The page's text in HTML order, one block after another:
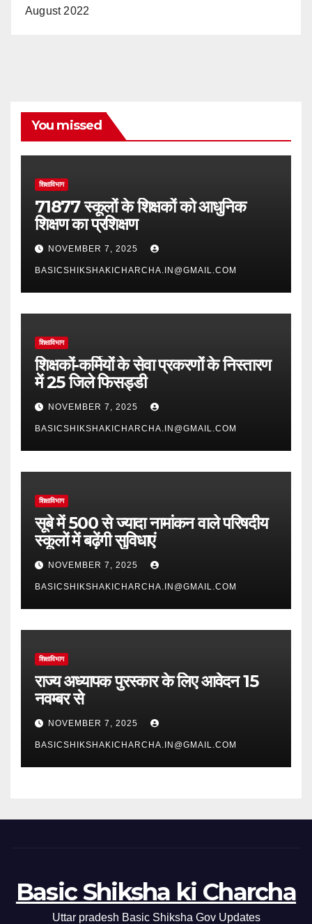
August 2022
You missed
शिक्षाविभाग
71877 स्कूलों के शिक्षकों को आधुनिक
शिक्षण का प्रशिक्षण
NOVEMBER 7, 2025
BASICSHIKSHAKICHARCHA.IN@GMAIL.COM
शिक्षाविभाग
शिक्षकों-कर्मियों के सेवा प्रकरणों के निस्तारण
में 25 जिले फिसड्डी
NOVEMBER 7, 2025
BASICSHIKSHAKICHARCHA.IN@GMAIL.COM
शिक्षाविभाग
सूबे में 500 से ज्यादा नामांकन वाले परिषदीय
स्कूलों में बढ़ेंगी सुविधाएं
NOVEMBER 7, 2025
BASICSHIKSHAKICHARCHA.IN@GMAIL.COM
शिक्षाविभाग
राज्य अध्यापक पुरस्कार के लिए आवेदन 15
नवम्बर से
NOVEMBER 7, 2025
BASICSHIKSHAKICHARCHA.IN@GMAIL.COM
Basic Shiksha ki Charcha
Uttar pradesh Basic Shiksha Gov Updates